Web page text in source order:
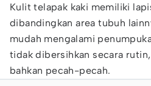
Kulit telapak kaki memiliki
dibandingkan area tubuh
mudah mengalami
tidak dibersihkan secara
bahkan pecah-pecah.